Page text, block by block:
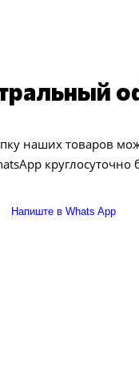
наших товаров
Напиште в Whats App